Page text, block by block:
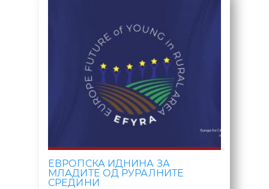
ЕВРОПСКА ИДНИНА ЗА
МЛАДИТЕ ОД РУРАЛНИТЕ
СРЕДИНИ